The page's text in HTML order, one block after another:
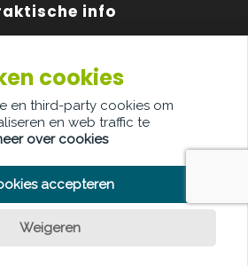
info
Over ons
Adverteren
Contact
cookies
en third-party cookies om
en web traffic te
over cookies
accepteren
Weigeren